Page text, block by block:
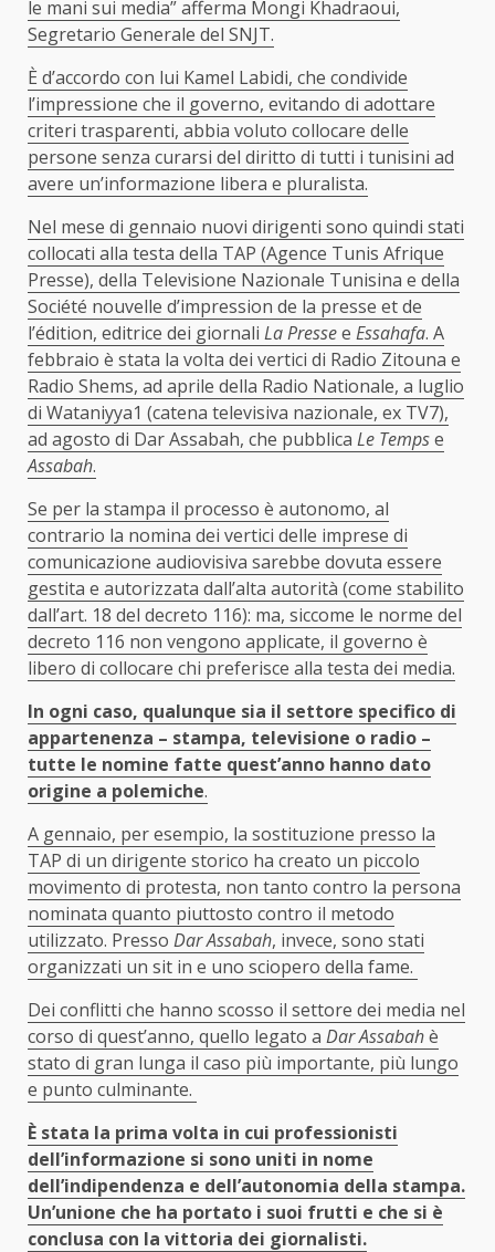
le mani sui media” afferma Mongi Khadraoui,
Segretario Generale del SNJT.
È d’accordo con lui Kamel Labidi, che condivide
l’impressione che il governo, evitando di adottare
criteri trasparenti, abbia voluto collocare delle
persone senza curarsi del diritto di tutti i tunisini ad
avere un’informazione libera e pluralista.
Nel mese di gennaio nuovi dirigenti sono quindi stati
collocati alla testa della TAP (Agence Tunis Afrique
Presse), della Televisione Nazionale Tunisina e della
Société nouvelle d’impression de la presse et de
l’édition, editrice dei giornali La Pressee Essahafa. A
febbraio è stata la volta dei vertici di Radio Zitouna e
Radio Shems, ad aprile della Radio Nationale, a luglio
di Wataniyya1 (catena televisiva nazionale, ex TV7),
ad agosto di Dar Assabah, che pubblica Le Tempse
Assabah.
Se per la stampa il processo è autonomo, al
contrario la nomina dei vertici delle imprese di
comunicazione audiovisiva sarebbe dovuta essere
gestita e autorizzata dall’alta autorità (come stabilito
dall’art. 18 del decreto 116): ma, siccome le norme del
decreto 116 non vengono applicate, il governo è
libero di collocare chi preferisce alla testa dei media.
In ogni caso, qualunque sia il settore specifico di
appartenenza – stampa, televisione o radio –
tutte le nomine fatte quest’anno hanno dato
origine a polemiche.
A gennaio, per esempio, la sostituzione presso la
TAP di un dirigente storico ha creato un piccolo
movimento di protesta, non tanto contro la persona
nominata quanto piuttosto contro il metodo
utilizzato. Presso Dar Assabah, invece, sono stati
organizzati un sit in e uno sciopero della fame.
Dei conflitti che hanno scosso il settore dei media nel
corso di quest’anno, quello legato a Dar Assabahè
stato di gran lunga il caso più importante, più lungo
e punto culminante.
È stata la prima volta in cui professionisti
dell’informazione si sono uniti in nome
dell’indipendenza e dell’autonomia della stampa.
Un’unione che ha portato i suoi frutti e che si è
conclusa con la vittoria dei giornalisti.